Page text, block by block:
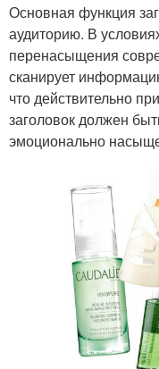
Основная функция
аудиторию. В
перенасыщения
сканирует
что действительно
заголовок должен
эмоционально